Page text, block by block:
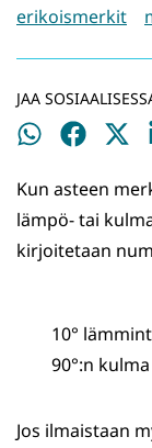
erikoismerkit
JAA
Jaa
Jaa
Jaa
Kun asteen
lämpö- tai
kirjoitetaan
10°
90°:n kulma
Jos ilmaistaan